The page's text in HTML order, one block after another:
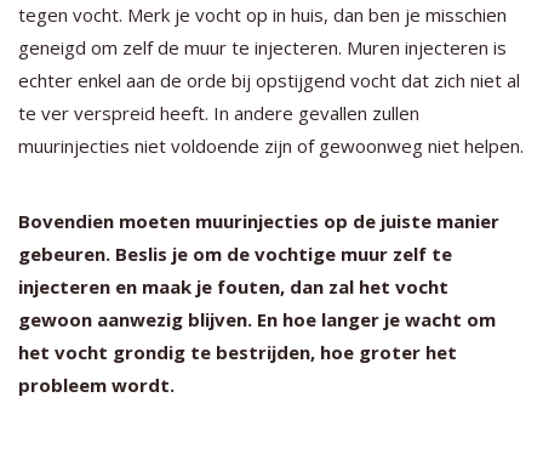
tegen vocht. Merk je vocht op in huis, dan ben je misschien
geneigd om zelf de muur te injecteren. Muren injecteren is
echter enkel aan de orde bij opstijgend vocht dat zich niet al
te ver verspreid heeft. In andere gevallen zullen
muurinjecties niet voldoende zijn of gewoonweg niet helpen.
Bovendien moeten muurinjecties op de juiste manier
gebeuren. Beslis je om de vochtige muur zelf te
injecteren en maak je fouten, dan zal het vocht
gewoon aanwezig blijven. En hoe langer je wacht om
het vocht grondig te bestrijden, hoe groter het
probleem wordt.